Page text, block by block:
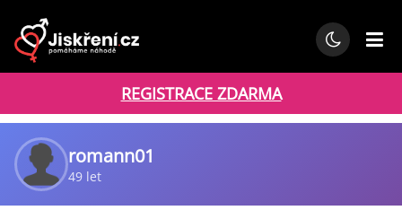
REGISTRACE ZDARMA
romann01
49 let